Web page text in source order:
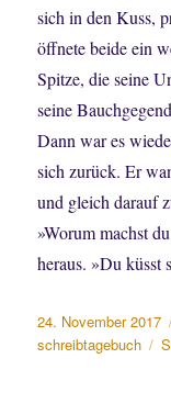
sich in den Kuss,
öffnete beide ein
Spitze, die seine
seine
Dann war es
sich zurück. Er
und gleich darauf
»Worum machst
heraus. »Du küsst
Veröffentlicht
am
24. November 2017
schreibtagebuch